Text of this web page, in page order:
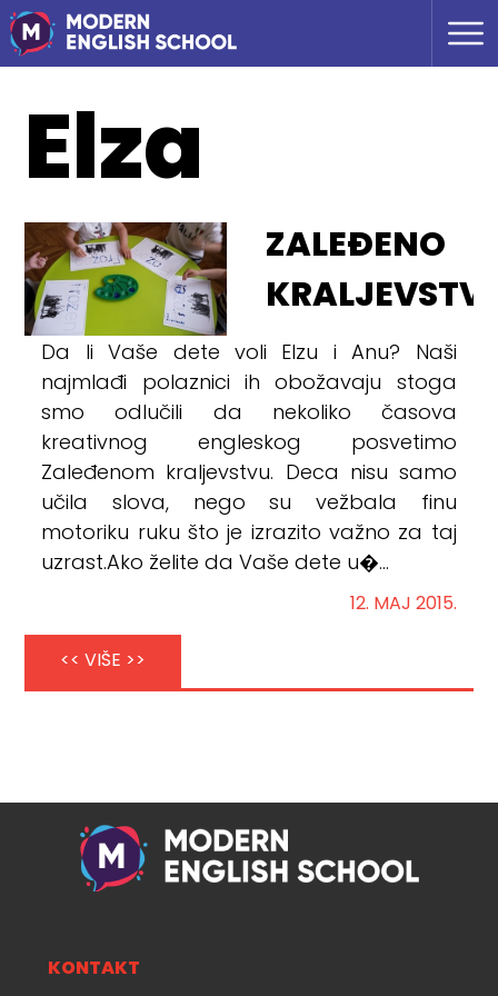
Elza
ZALEĐENO
Da li Vaše dete voli Elzu i Anu? Naši
najmlađi polaznici ih obožavaju stoga
smo odlučili da nekoliko časova
kreativnog engleskog posvetimo
Zaleđenom kraljevstvu. Deca nisu samo
učila slova, nego su vežbala finu
motoriku ruku što je izrazito važno za taj
uzrast.Ako želite da Vaše dete u�...
12. MAJ 2015.
<< VIŠE >>
KONTAKT